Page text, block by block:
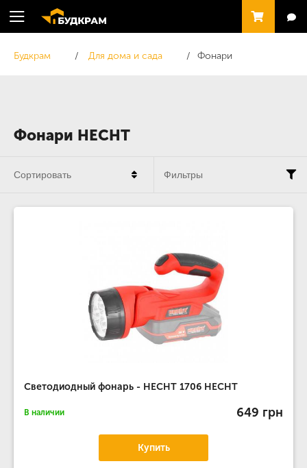
Фонари HECHT
Будкрам Для дома и сада Фонари
Светодиодный фонарь - HECHT 1706 HECHT
В наличии 649 грн
Купить
Сортировать Фильтры